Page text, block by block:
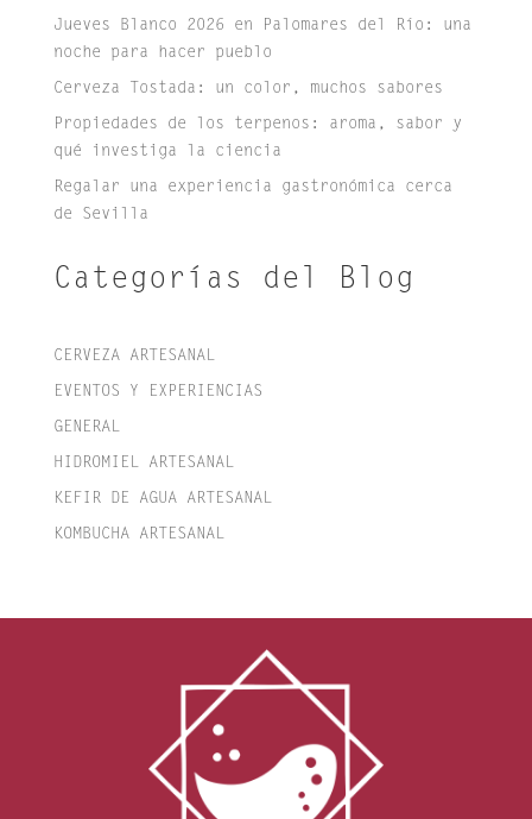
Jueves Blanco 2026 en Palomares del Río: una
noche para hacer pueblo
Cerveza Tostada: un color, muchos sabores
Propiedades de los terpenos: aroma, sabor y
qué investiga la ciencia
Regalar una experiencia gastronómica cerca
de Sevilla
Categorías del Blog
CERVEZA ARTESANAL
EVENTOS Y EXPERIENCIAS
GENERAL
HIDROMIEL ARTESANAL
KEFIR DE AGUA ARTESANAL
KOMBUCHA ARTESANAL